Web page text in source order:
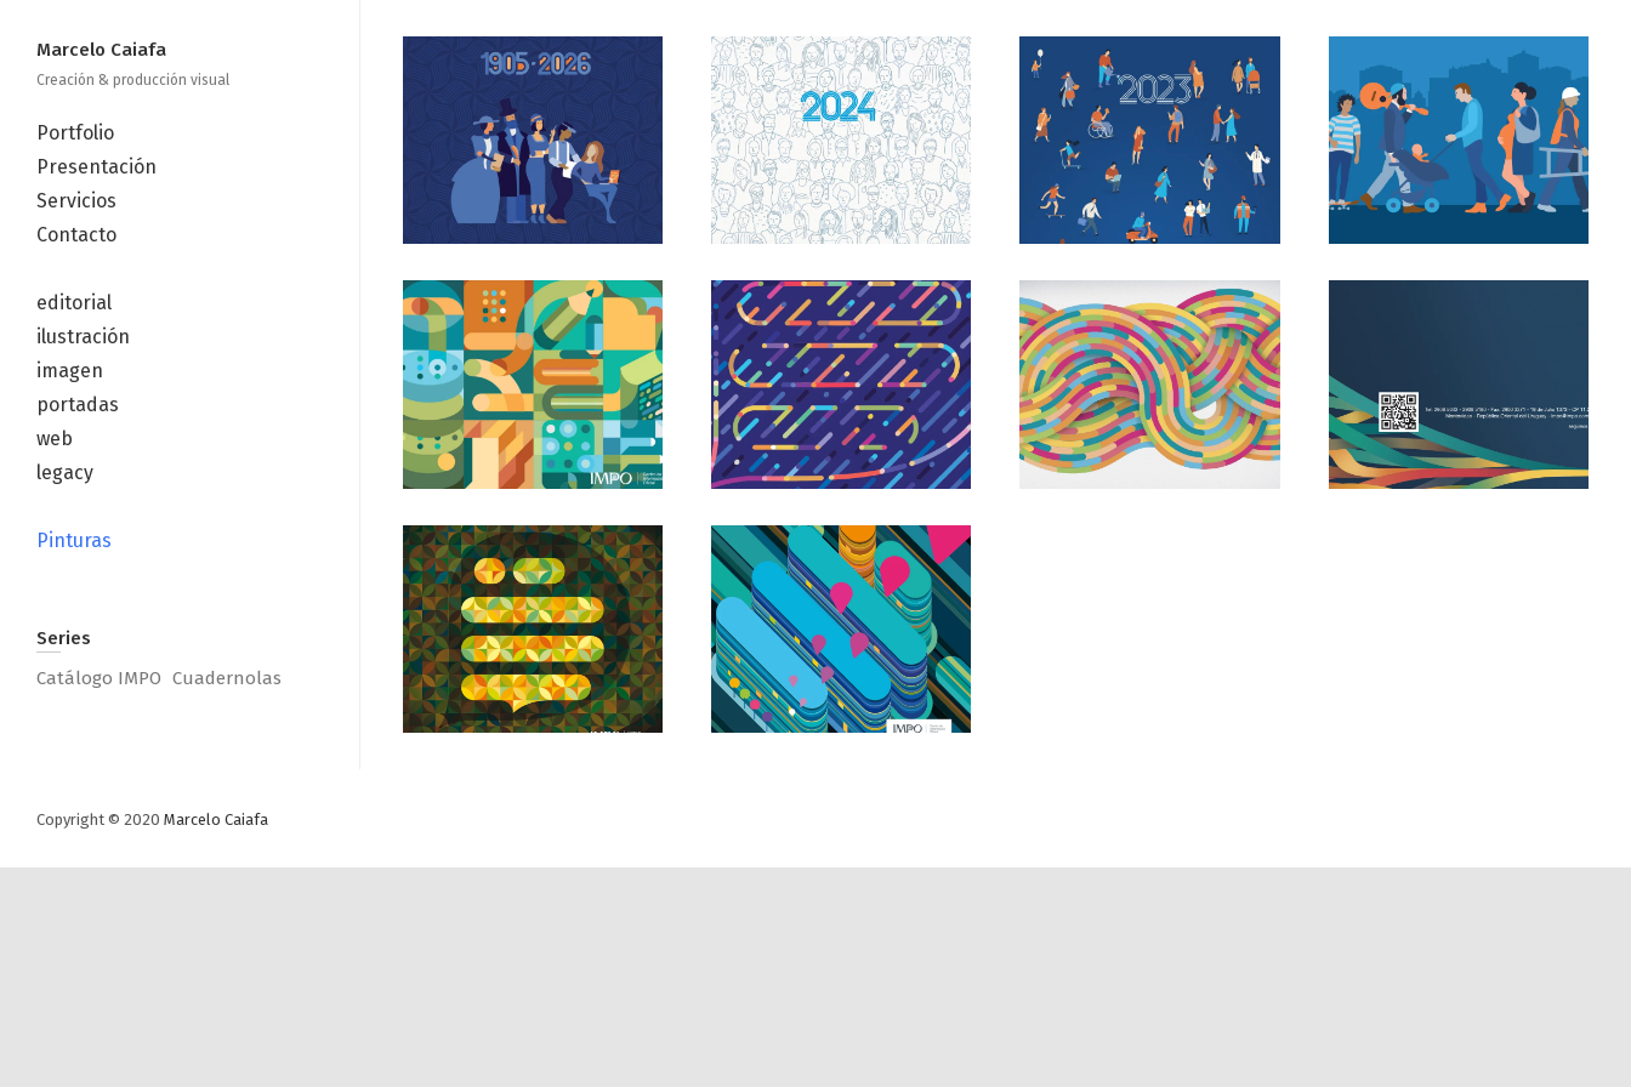
Marcelo Caiafa
Creación & producción visual
Portfolio
Presentación
Servicios
Contacto
editorial
ilustración
imagen
portadas
web
legacy
Pinturas
Series
Catálogo IMPO Cuadernolas
Copyright © 2020 Marcelo Caiafa